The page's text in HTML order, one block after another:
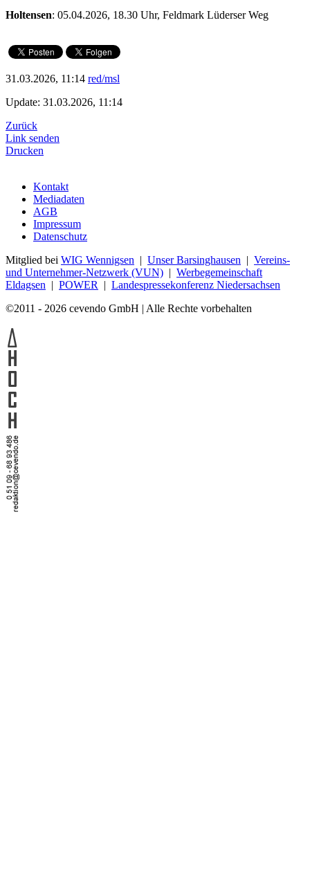
Holtensen: 05.04.2026, 18.30 Uhr, Feldmark Lüderser Weg
31.03.2026, 11:14 red/msl
Update: 31.03.2026, 11:14
Zurück
Link senden
Drucken
Kontakt
Mediadaten
AGB
Impressum
Datenschutz
Mitglied bei WIG Wennigsen | Unser Barsinghausen | Vereins-
und Unternehmer-Netzwerk (VUN) | Werbegemeinschaft
Eldagsen | POWER | Landespressekonferenz Niedersachsen
©2011 - 2026 cevendo GmbH | Alle Rechte vorbehalten